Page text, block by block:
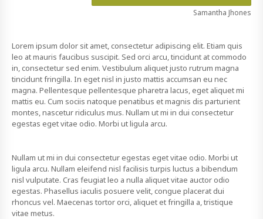
Samantha Jhones
Lorem ipsum dolor sit amet, consectetur adipiscing elit. Etiam quis
leo at mauris faucibus suscipit. Sed orci arcu, tincidunt at commodo
in, consectetur sed enim. Vestibulum aliquet justo rutrum magna
tincidunt fringilla. In eget nisl in justo mattis accumsan eu nec
magna. Pellentesque pellentesque pharetra lacus, eget aliquet mi
mattis eu. Cum sociis natoque penatibus et magnis dis parturient
montes, nascetur ridiculus mus. Nullam ut mi in dui consectetur
egestas eget vitae odio. Morbi ut ligula arcu.
Nullam ut mi in dui consectetur egestas eget vitae odio. Morbi ut
ligula arcu. Nullam eleifend nisl facilisis turpis luctus a bibendum
nisl vulputate. Cras feugiat leo a nulla aliquet vitae auctor odio
egestas. Phasellus iaculis posuere velit, congue placerat dui
rhoncus vel. Maecenas tortor orci, aliquet et fringilla a, tristique
vitae metus.